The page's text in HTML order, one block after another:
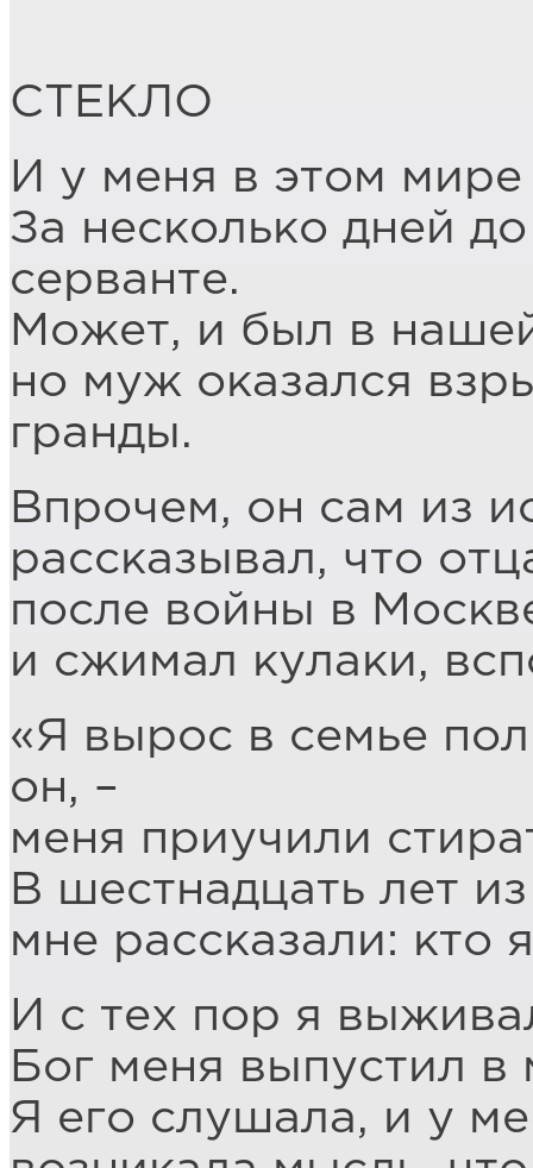
СТЕКЛО
И у меня в этом
За несколько дней
серванте.
Может, и был в
но муж оказался
гранды.
Впрочем, он сам из
рассказывал, что
после войны в
и сжимал кулаки,
«Я вырос в семье
он, –
меня приучили
В шестнадцать лет
мне рассказали: кто
И с тех пор я
Бог меня выпустил
Я его слушала, и у